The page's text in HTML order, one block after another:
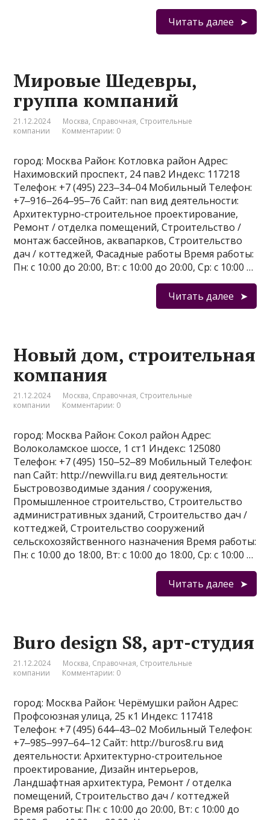
Читать далее
Мировые Шедевры,
группа компаний
21.12.2024 Москва, Справочная, Строительные
компании
Комментарии: 0
город: Москва Район: Котловка район Адрес:
Нахимовский проспект, 24 пав2 Индекс: 117218
Телефон: +7 (495) 223‒34‒04 Мобильный Телефон:
+7‒916‒264‒95‒76 Сайт: nan вид деятельности:
Архитектурно-строительное проектирование,
Ремонт / отделка помещений, Строительство /
монтаж бассейнов, аквапарков, Строительство
дач / коттеджей, Фасадные работы Время работы:
Пн: с 10:00 до 20:00, Вт: с 10:00 до 20:00, Ср: с 10:00 …
Читать далее
Новый дом, строительная
компания
21.12.2024 Москва, Справочная, Строительные
компании
Комментарии: 0
город: Москва Район: Сокол район Адрес:
Волоколамское шоссе, 1 ст1 Индекс: 125080
Телефон: +7 (495) 150‒52‒89 Мобильный Телефон:
nan Сайт: http://newvilla.ru вид деятельности:
Быстровозводимые здания / сооружения,
Промышленное строительство, Строительство
административных зданий, Строительство дач /
коттеджей, Строительство сооружений
сельскохозяйственного назначения Время работы:
Пн: с 10:00 до 18:00, Вт: с 10:00 до 18:00, Ср: с 10:00 …
Читать далее
Buro design S8, арт-студия
21.12.2024 Москва, Справочная, Строительные
компании
Комментарии: 0
город: Москва Район: Черёмушки район Адрес:
Профсоюзная улица, 25 к1 Индекс: 117418
Телефон: +7 (495) 644‒43‒02 Мобильный Телефон:
+7‒985‒997‒64‒12 Сайт: http://buros8.ru вид
деятельности: Архитектурно-строительное
проектирование, Дизайн интерьеров,
Ландшафтная архитектура, Ремонт / отделка
помещений, Строительство дач / коттеджей
Время работы: Пн: с 10:00 до 20:00, Вт: с 10:00 до